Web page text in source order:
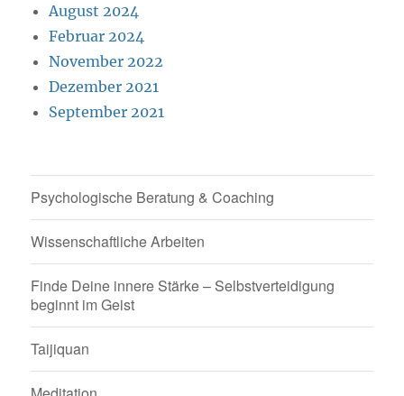
August 2024
Februar 2024
November 2022
Dezember 2021
September 2021
Psychologische Beratung & Coaching
Wissenschaftliche Arbeiten
Finde Deine innere Stärke – Selbstverteidigung
beginnt im Geist
Taijiquan